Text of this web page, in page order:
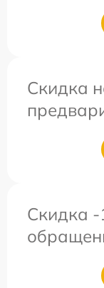
Скидка
Скидка -